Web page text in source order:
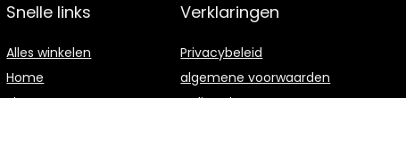
Snelle links
Alles winkelen
Home
Blogs
Verklaringen
Privacybeleid
algemene voorwaarden
Gelieerde